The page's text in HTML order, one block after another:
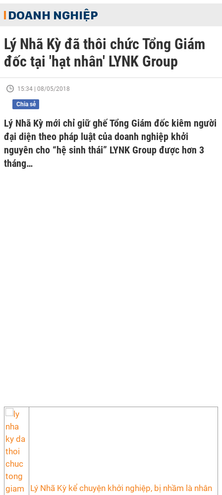
DOANH NGHIỆP
Lý Nhã Kỳ đã thôi chức Tổng Giám
đốc tại 'hạt nhân' LYNK Group
15:34 | 08/05/2018
Chia sẻ
Lý Nhã Kỳ mới chỉ giữ ghế Tổng Giám đốc kiêm người
đại diện theo pháp luật của doanh nghiệp khởi
nguyên cho “hệ sinh thái” LYNK Group được hơn 3
tháng…
Lý Nhã Kỳ kể chuyện khởi nghiệp, bị nhầm là nhân